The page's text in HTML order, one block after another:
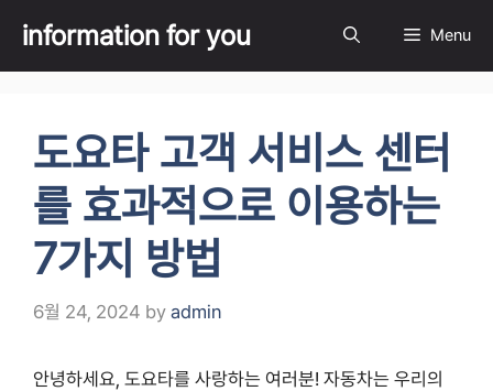
content
information for you Menu
도요타 고객 서비스 센터
를 효과적으로 이용하는
7가지 방법
6월 24, 2024 by admin
안녕하세요, 도요타를 사랑하는 여러분! 자동차는 우리의